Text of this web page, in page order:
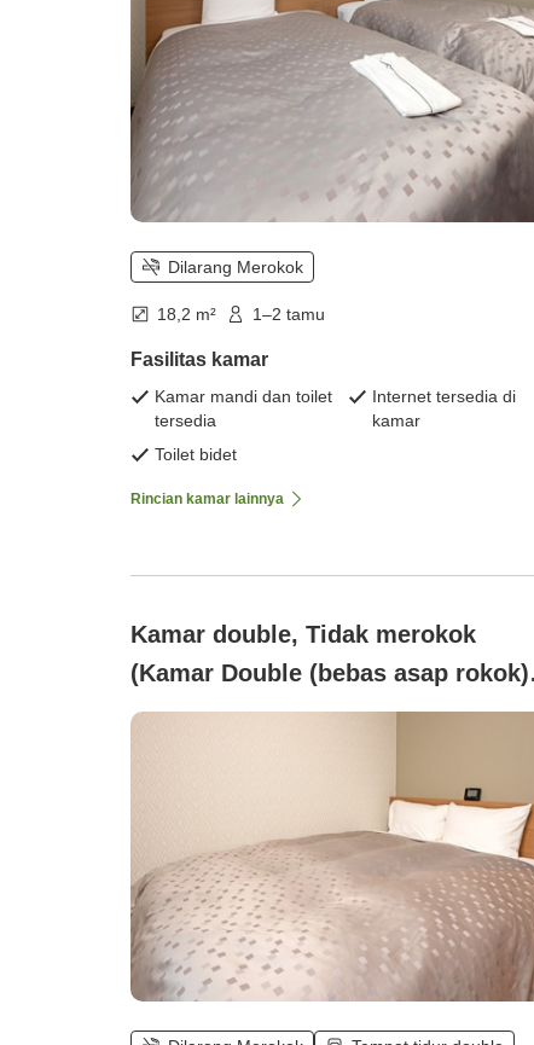
Dilarang Merokok
18,2 m² 1–2 tamu
Fasilitas kamar
Kamar mandi dan toilet
tersedia
Internet tersedia di
kamar
Toilet bidet
Rincian kamar lainnya
Kamar double, Tidak merokok
(Kamar Double (bebas asap rokok)
Lebar Tempat Tidur 150cm)